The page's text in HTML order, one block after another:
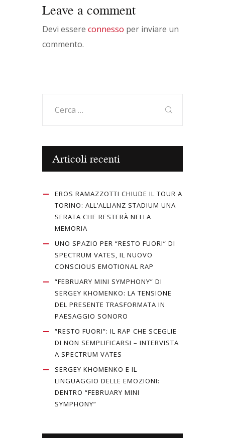
L’ATTESISSIMO
ITALIANI)
Leave a comment
Devi essere connesso per inviare un
commento.
per:
Articoli recenti
EROS RAMAZZOTTI CHIUDE IL TOUR A
TORINO: ALL’ALLIANZ STADIUM UNA
SERATA CHE RESTERÀ NELLA
MEMORIA
UNO SPAZIO PER “RESTO FUORI” DI
SPECTRUM VATES, IL NUOVO
CONSCIOUS EMOTIONAL RAP
“FEBRUARY MINI SYMPHONY” DI
SERGEY KHOMENKO: LA TENSIONE
DEL PRESENTE TRASFORMATA IN
PAESAGGIO SONORO
“RESTO FUORI”: IL RAP CHE SCEGLIE
DI NON SEMPLIFICARSI – INTERVISTA
A SPECTRUM VATES
SERGEY KHOMENKO E IL
LINGUAGGIO DELLE EMOZIONI:
DENTRO “FEBRUARY MINI
SYMPHONY”